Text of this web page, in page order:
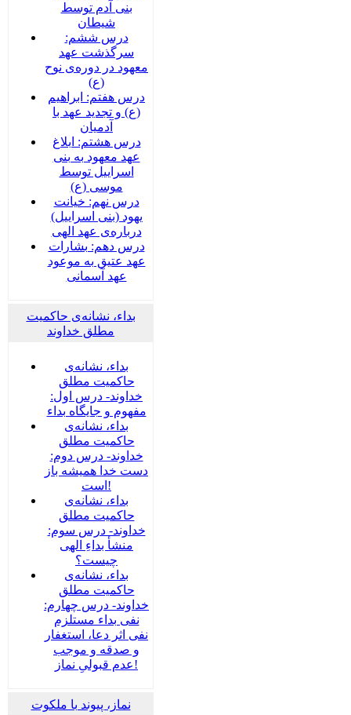
بنی آدم توسط
شیطان
درس ششم:
سرگذشت عهد
معهود در دوره‌‌ی نوح
(ع)
درس هفتم: ابراهیم
(ع) و تجدید عهد با
آدمیان
درس هشتم: ابلاغ
عهد معهود به بنی
اسراییل توسط
موسی (ع)
درس نهم: خیانت
یهود (بنی اسراییل)
درباره‌ی عهد الهی
درس دهم: بشارات
عهد عتیق به موعود
عهد آسمانی
بداء، نشانه‌ی حاکمیت
مطلق خداوند
بداء، نشانه‌ی
حاکمیت مطلق
خداوند- درس اول:
مفهوم و جایگاه بداء
بداء، نشانه‌ی
حاکمیت مطلق
خداوند- درس دوم:
دست خدا همیشه باز
است!
بداء، نشانه‌ی
حاکمیت مطلق
خداوند- درس سوم:
منشأ بداءِ الهی
چیست؟
بداء، نشانه‌ی
حاکمیت مطلق
خداوند- درس چهارم:
نفی بداء مستلزم
نفی اثر دعا، استغفار
و صدقه و موجب
عدم قبولیِ نماز!
نماز، پیوند با ملکوت